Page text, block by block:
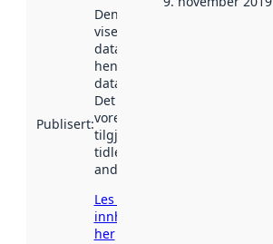
Publisert:
Denne datoen
viser når
datasettet vart
henta inn av
data.norge.no.
Det kan ha
vore
tilgjengeleg
tidlegare
andre stader.
Les meir om
innhenting
her